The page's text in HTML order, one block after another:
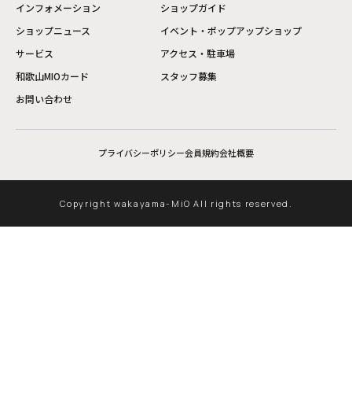
インフォメーション
ショップガイド
ショップニュース
イベント・ポップアップショップ
サービス
アクセス・駐車場
和歌山MIOカード
スタッフ募集
お問い合わせ
プライバシーポリシー会員規約会社概要
Copyright wakayama-MiO All rights reserved.